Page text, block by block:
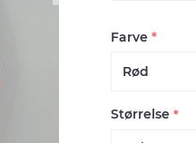
Farve *
Størrelse *